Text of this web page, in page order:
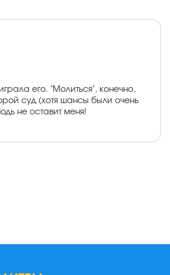
его. "Молиться", конечно,
суд (хотя шансы были очень
не оставит меня!